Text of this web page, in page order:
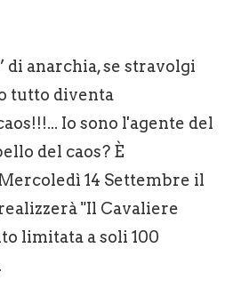
di anarchia, se stravolgi
tutto diventa
Io sono l'agente del
del caos? È
14 Settembre il
"Il Cavaliere
limitata a soli 100